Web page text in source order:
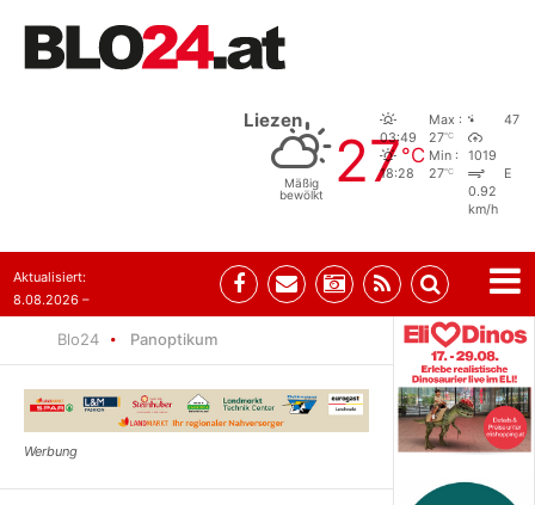
Liezen
Mäßig
bewölkt
27°C
03:49
18:28
Max :
27°C
Min :
27°C
47
1019
E
0.92
km/h
Aktualisiert:
8.08.2026 –
Blo24 Panoptikum